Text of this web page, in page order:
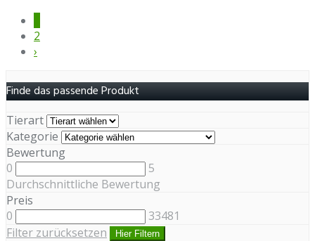
2
›
Finde das passende Produkt
Tierart
Kategorie
Bewertung
0
5
Durchschnittliche Bewertung
Preis
0
33481
Filter zurücksetzen
Hier Filtern